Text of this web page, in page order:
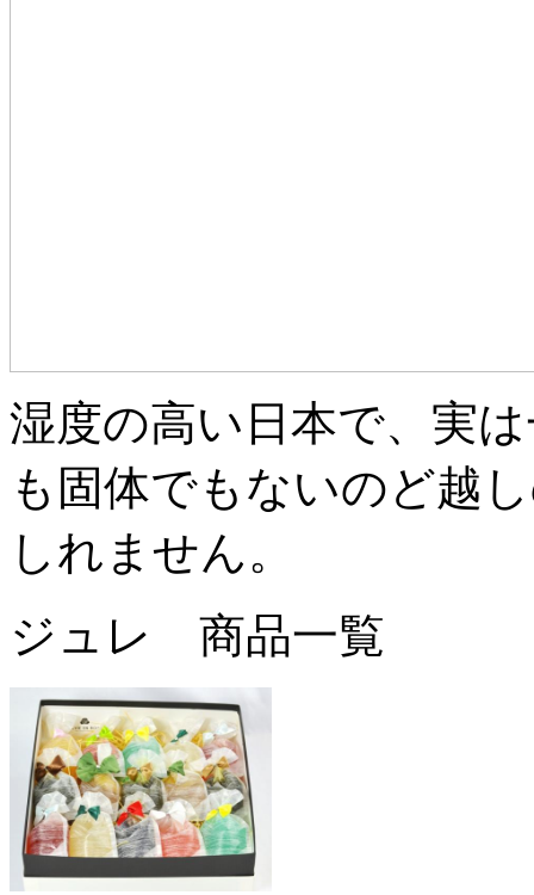
湿度の高い日本で、実
も固体でもないのど越し
しれません。
ジュレ 商品一覧